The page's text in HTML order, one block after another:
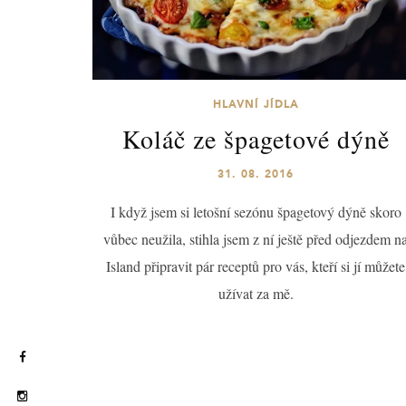
HLAVNÍ JÍDLA
Koláč ze špagetové dýně
31. 08. 2016
I když jsem si letošní sezónu špagetový dýně skoro
vůbec neužila, stihla jsem z ní ještě před odjezdem
Island připravit pár receptů pro vás, kteří si jí můžete
užívat za mě.